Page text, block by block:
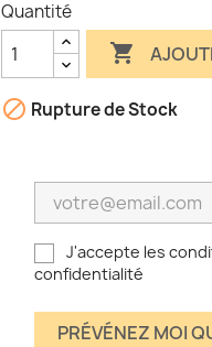
Quantité

 Rupture de Stock
J'accepte les
confidentialité
PRÉVÉNEZ MOI